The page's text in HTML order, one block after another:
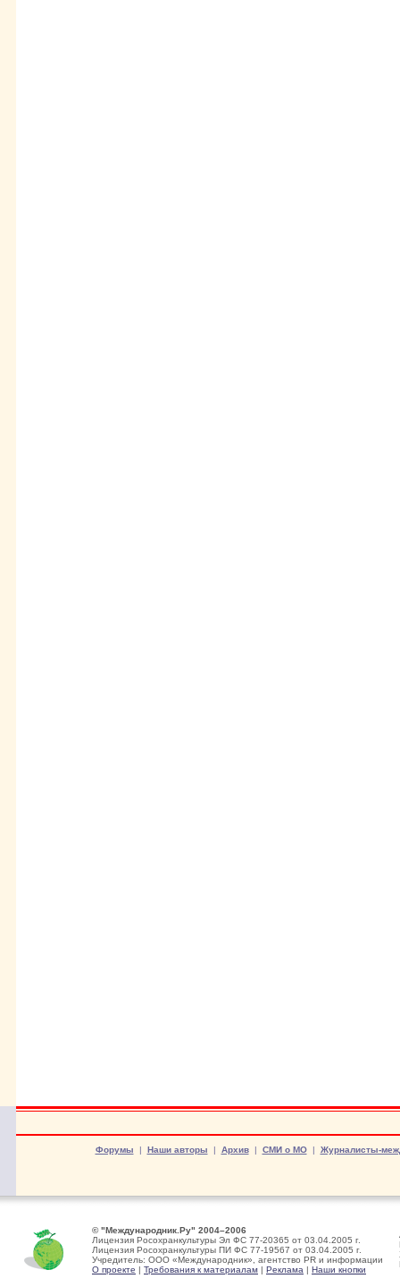
Форумы | Наши авторы | Архив| СМИ о МО| Журналисты-
© "Международник.Ру" 2004–2006
Лицензия Росохранкультуры Эл ФС 77-20365 от 03.04.2005 г.
Лицензия Росохранкультуры ПИ ФС 77-19567 от 03.04.2005 г.
Учредитель: ООО «Международник», агентство PR и информации
О проекте | Требования к материалам | Реклама | Наши кнопки